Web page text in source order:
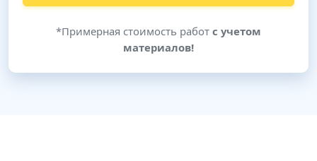
*Примерная стоимость работ с учетом
материалов!